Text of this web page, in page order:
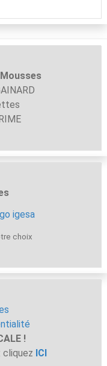
Mousses
choix
!
cliquez ICI